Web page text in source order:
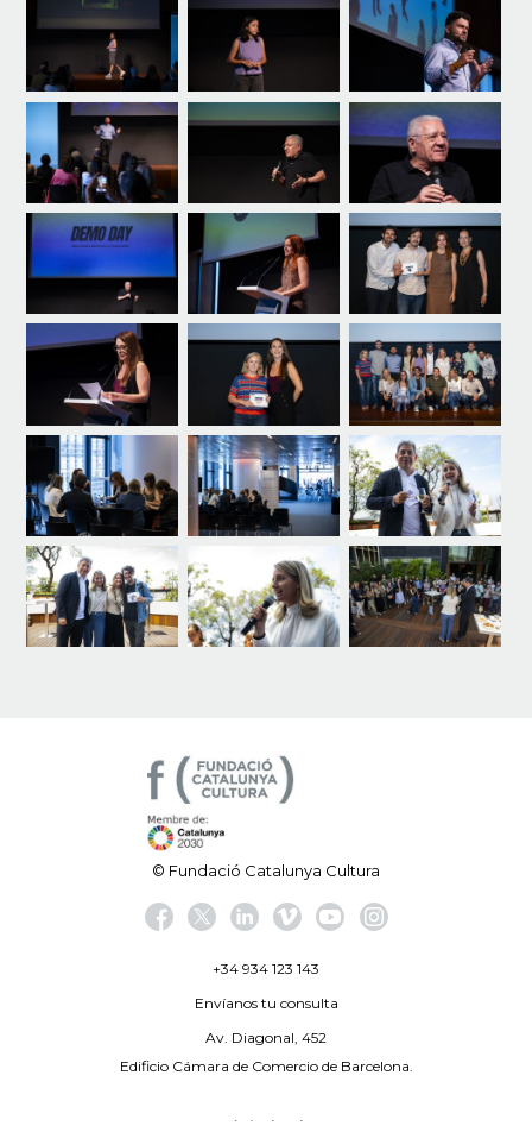
© Fundació Catalunya Cultura
+34 934 123 143
Envíanos tu consulta
Av. Diagonal, 452
Edificio Cámara de Comercio de Barcelona.
Aviso legal